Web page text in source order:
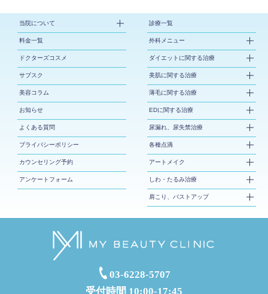
当院について
料金一覧
ドクターズコスメ
サブスク
美容コラム
お知らせ
よくある質問
プライバシーポリシー
カウンセリング予約
アンケートフォーム
診療一覧
外科メニュー
ダイエットに関する治療
美肌に関する治療
薄毛に関する治療
EDに関する治療
尿漏れ、尿失禁治療
各種点滴
アートメイク
しわ・たるみ治療
肩こり、バストアップ
03-6228-5707
受付時間 10:00-17:45